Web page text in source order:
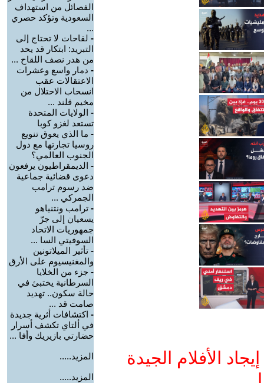
الأفلام الجيدة
الفصائل من استهداف
السعودية وتؤكد حصري
...
- لقاحات لا تحتاج إلى
التبريد: ابتكار قد يحد
من هدر نصف اللقاح ...
- دمار واسع وعشرات
الاعتقالات عقب
انسحاب الاحتلال من
مخيم قلند ...
- الولايات المتحدة
تستعد لغزو كوبا
- ما الذي يعوق تنويع
روسيا تجارتها مع دول
الجنوب العالمي؟
- الديمقراطيون يرفعون
دعوى قضائية جماعية
ضد رسوم ترامب
الجمركي ...
- ترامب ونتنياهو
يسعيان إلى جرّ
جمهوريات الاتحاد
السوفيتي السا ...
- تأثير الميلاتونين
والمغنيسيوم على الأرق
- جزء من الخلايا
السرطانية يختبئ في
حالة سكون.. تهديد
صامت قد ...
- اكتشافات أثرية جديدة
في ألتاي تكشف أسرار
حضارتي بازيريك وأفا ...
المزيد.....
المزيد.....